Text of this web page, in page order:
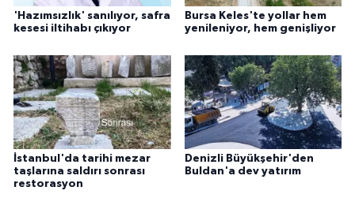
'Hazımsızlık' sanılıyor, safra
kesesi iltihabı çıkıyor
Bursa Keles'te yollar hem
yenileniyor, hem genişliyor
İstanbul'da tarihi mezar
taşlarına saldırı sonrası
restorasyon
Denizli Büyükşehir'den
Buldan'a dev yatırım